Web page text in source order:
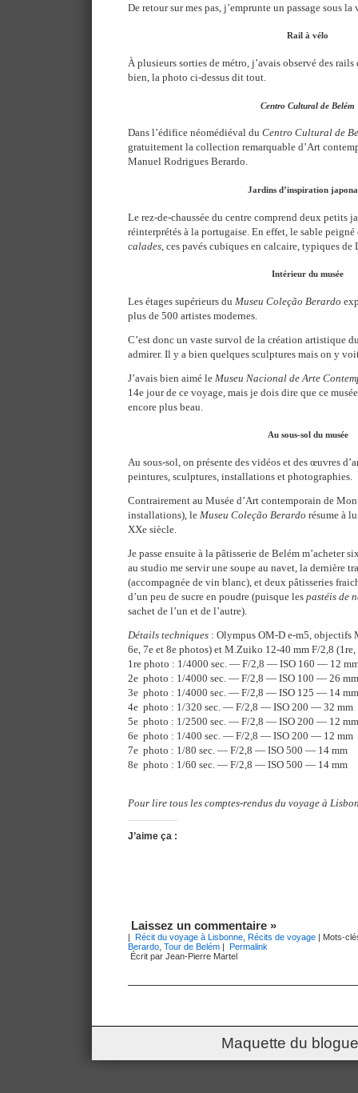
De retour sur mes pas, j’emprunte un passage sous la
Rail à vélo
À plusieurs sorties de métro, j’avais observé des
bien, la photo ci-dessus dit tout.
Centro Cultural de Belém
Dans l’édifice néomédiéval du Centro Cultural de
gratuitement la collection remarquable d’Art
Manuel Rodrigues Berardo.
Jardins d’inspiration
Le rez-de-chaussée du centre comprend deux petits
réinterprétés à la portugaise. En effet, le sable
calades , ces pavés cubiques en calcaire, typiques de
Intérieur du musée
Les étages supérieurs du Museu Coleção Berardo
plus de 500 artistes modernes.
C’est donc un vaste survol de la création artistique
admirer. Il y a bien quelques sculptures mais on y
J’avais bien aimé le Museu Nacional de Arte
14e jour de ce voyage, mais je dois dire que ce
encore plus beau.
Au sous-sol du musée
Au sous-sol, on présente des vidéos et des œuvres
peintures, sculptures, installations et photographies.
Contrairement au Musée d’Art contemporain de
installations), le Museu Coleção Berardo résume à
XXe siècle.
Je passe ensuite à la pâtisserie de Belém m’acheter
au studio me servir une soupe au navet, la dernière
(accompagnée de vin blanc), et deux pâtisseries
d’un peu de sucre en poudre (puisque les pastéis de
sachet de l’un et de l’autre).
Détails techniques : Olympus OM-D e-m5, objectifs
6e, 7e et 8e photos) et M.Zuiko 12-40 mm F/2,8 (1re,
1re photo : 1/4000 sec. — F/2,8 — ISO 160 — 12
2e photo : 1/4000 sec. — F/2,8 — ISO 100 — 26 mm
3e photo : 1/4000 sec. — F/2,8 — ISO 125 — 14 mm
4e photo : 1/320 sec. — F/2,8 — ISO 200 — 32 mm
5e photo : 1/2500 sec. — F/2,8 — ISO 200 — 12 mm
6e photo : 1/400 sec. — F/2,8 — ISO 200 — 12 mm
7e photo : 1/80 sec. — F/2,8 — ISO 500 — 14 mm
8e photo : 1/60 sec. — F/2,8 — ISO 500 — 14 mm
Pour lire tous les comptes-rendus du voyage à
J’aime ça :
Laissez un commentaire »
| Récit du voyage à Lisbonne Récits de voyage | Mots-
Berardo Tour de Belém | Permalink
Écrit par Jean-Pierre Martel
Maquette du